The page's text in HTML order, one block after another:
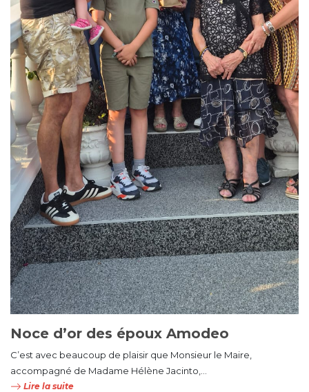
Noce d’or des époux Amodeo
C’est avec beaucoup de plaisir que Monsieur le Maire,
accompagné de Madame Hélène Jacinto,...
Lire la suite